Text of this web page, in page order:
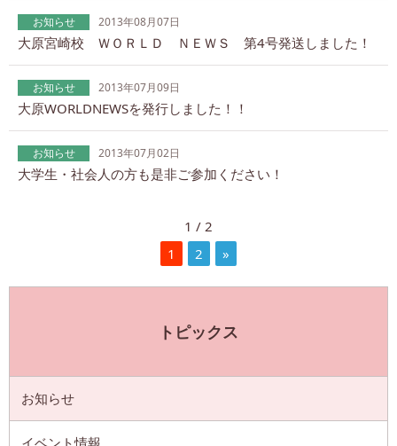
お知らせ 2013年08月07日
大原宮崎校 ＷＯＲＬＤ ＮＥＷＳ 第4号発送しました！
お知らせ 2013年07月09日
大原WORLDNEWSを発行しました！！
お知らせ 2013年07月02日
大学生・社会人の方も是非ご参加ください！
1 / 2
1
2 »
トピックス
お知らせ